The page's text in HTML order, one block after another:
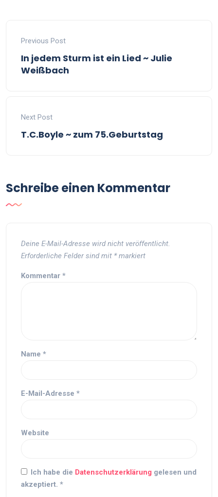
Previous Post
In jedem Sturm ist ein Lied ~ Julie
Weißbach
Next Post
T.C.Boyle ~ zum 75.Geburtstag
Schreibe einen Kommentar
Deine E-Mail-Adresse wird nicht veröffentlicht.
Erforderliche Felder sind mit *markiert
Kommentar *
Name *
E-Mail-Adresse *
Website
Ich habe die Datenschutzerklärung gelesen und
akzeptiert. *